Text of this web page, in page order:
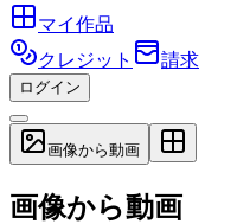
マイ作品
クレジット
請求
ログイン
画像から動画
画像から動画